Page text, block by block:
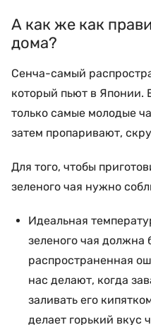
А как же как
дома?
Сенча-самый
который пьют в Японии.
только самые молодые
затем пропаривают,
Для того, чтобы
зеленого чая нужно
Идеальная
зеленого чая должна
распространенная
нас делают, когда
заливать его
делает горький вкус